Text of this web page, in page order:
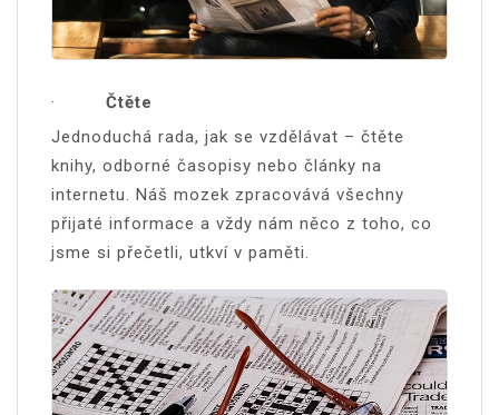
·
Čtěte
Jednoduchá rada, jak se vzdělávat – čtěte
knihy, odborné časopisy nebo články na
internetu. Náš mozek zpracovává všechny
přijaté informace a vždy nám něco z toho, co
jsme si přečetli, utkví v paměti.